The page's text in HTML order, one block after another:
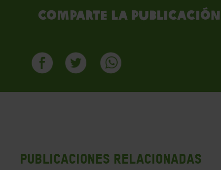
Comparte la publicación
PUBLICACIONES RELACIONADAS